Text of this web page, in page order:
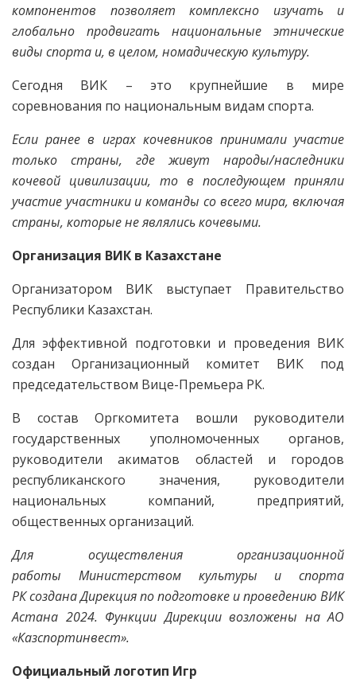
компонентов позволяет комплексно изучать и
глобально продвигать национальные этнические
виды спорта и, в целом, номадическую культуру.
Сегодня ВИК – это крупнейшие в мире
соревнования по национальным видам спорта.
Если ранее в играх кочевников принимали участие
только страны, где живут народы/наследники
кочевой цивилизации, то в последующем приняли
участие участники и команды со всего мира, включая
страны, которые не являлись кочевыми.
Организация ВИК в Казахстане
Организатором ВИК выступает Правительство
Республики Казахстан.
Для эффективной подготовки и проведения ВИК
создан Организационный комитет ВИК под
председательством Вице-Премьера РК.
В состав Оргкомитета вошли руководители
государственных уполномоченных органов,
руководители акиматов областей и городов
республиканского значения, руководители
национальных компаний, предприятий,
общественных организаций.
Для осуществления организационной
работы Министерством культуры и спорта
РК создана Дирекция по подготовке и проведению ВИК
Астана 2024. Функции Дирекции возложены на АО
«Казспортинвест».
Официальный логотип Игр